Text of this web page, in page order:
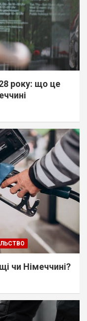
року: що це
чи Німеччині?